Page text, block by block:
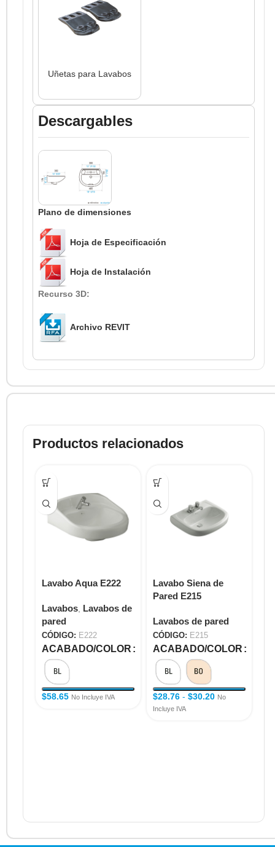
Uñetas para Lavabos
Descargables
Plano de dimensiones
Hoja de Especificación
Hoja de Instalación
Recurso 3D:
Archivo REVIT
Productos relacionados
Lavabo Aqua E222
Lavabos, Lavabos de
pared
CÓDIGO: E222
ACABADO/COLOR
$58.65 No Incluye IVA
Lavabo Siena de
Pared E215
Lavabos de pared
CÓDIGO: E215
ACABADO/COLOR
$28.76 - $30.20 No
Incluye IVA